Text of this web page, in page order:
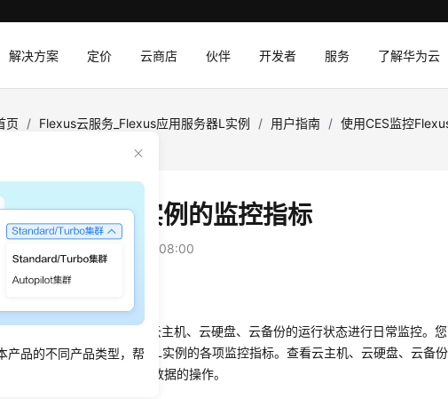
解决方案 定价 云商店 伙伴 开发者 服务 了解华为云
产品的不同产品类型，帮
页 / Flexus云服务_Flexus应用服务器L实例 / 用户指南 / 使用CES监控
看Flexus L实例的监控指标
2025-12-16 GMT+08:00
可以对Flexus L实例中的云主机、云硬盘、云备份的运行状态进行日常监控。
控制台，直观地查看Flexus L实例的各项监控指标。查看云主机、云硬盘、云备
云主机为例，介绍查看监控数据的操作。